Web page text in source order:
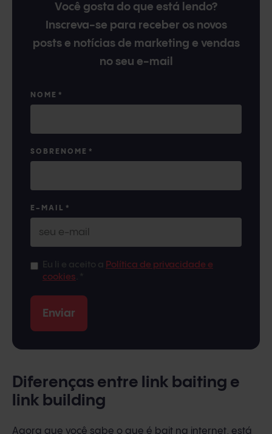
Você gosta do que está lendo?
Inscreva-se para receber os novos
posts e notícias de marketing e vendas
no seu e-mail
NOME *
SOBRENOME *
E-MAIL *
Política de privacidade e
cookies
Diferenças entre link baiting e
link building
Agora que você sabe o que é bait na internet, está